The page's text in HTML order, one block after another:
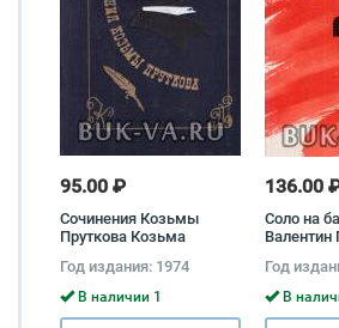
95.00 ₽
Сочинения Козьмы
Пруткова Козьма
Год издания: 1974
В наличии 1
136.00
Соло на
Валентин
Год
В